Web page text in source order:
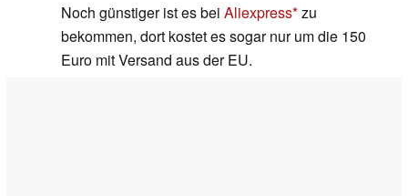
Noch günstiger ist es bei Aliexpress zu
bekommen, dort kostet es sogar nur um die 150
Euro mit Versand aus der EU.